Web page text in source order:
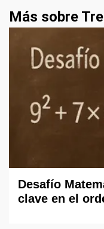
Más sobre
Desafío
clave en el